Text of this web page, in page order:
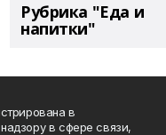
Рубрика "Еда и
напитки"
в
в сфере связи,